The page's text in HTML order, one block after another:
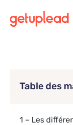
Table des
1 – Les